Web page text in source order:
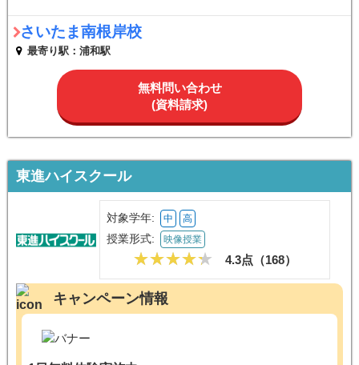
さいたま南根岸校
最寄り駅：浦和駅
無料問い合わせ
(資料請求)
東進ハイスクール
対象学年: 中 高
授業形式: 映像授業
4.3点（168）
キャンペーン情報